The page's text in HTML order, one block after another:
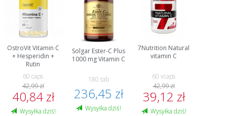
OstroVit Vitamin C
+ Hesperidin +
Rutin
60 caps
42,99 zł
40,84 zł
Wysyłka dziś!
Solgar Ester-C Plus
1000 mg Vitamin C
180 tab
236,45 zł
Wysyłka dziś!
7Nutrition Natural
vitamin C
60 vcaps
42,99 zł
39,12 zł
Wysyłka dziś!